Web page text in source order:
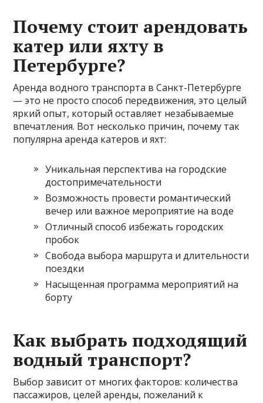
Почему стоит арендовать
катер или яхту в
Петербурге?
Аренда водного транспорта в Санкт-Петербурге
— это не просто способ передвижения, это целый
яркий опыт, который оставляет незабываемые
впечатления. Вот несколько причин, почему так
популярна аренда катеров и яхт:
Уникальная перспектива на городские
достопримечательности
Возможность провести романтический
вечер или важное мероприятие на воде
Отличный способ избежать городских
пробок
Свобода выбора маршрута и длительности
поездки
Насыщенная программа мероприятий на
борту
Как выбрать подходящий
водный транспорт?
Выбор зависит от многих факторов: количества
пассажиров, целей аренды, пожеланий к